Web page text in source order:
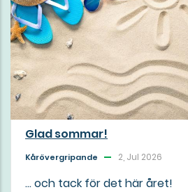
Glad sommar!
Kårövergripande 2, Jul 2026
... och tack för det här året!